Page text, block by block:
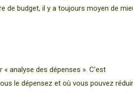
de budget, il y a toujours moyen de
analyse des dépenses ». C’est
le dépensez et où vous pouvez